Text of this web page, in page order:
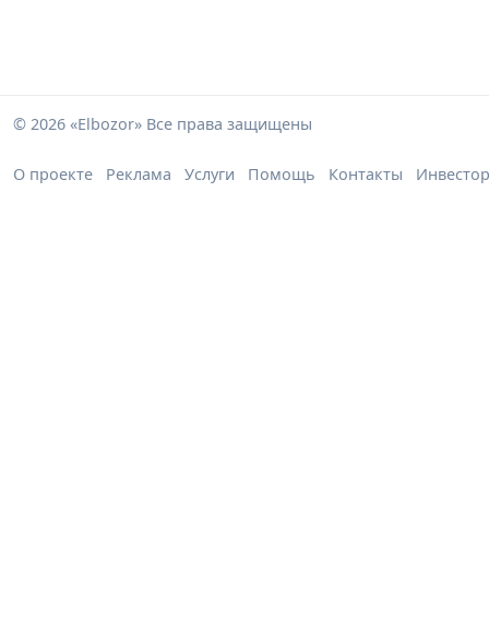
© 2026 «Elbozor» Все права защищены
О проекте Реклама Услуги Помощь Контакты